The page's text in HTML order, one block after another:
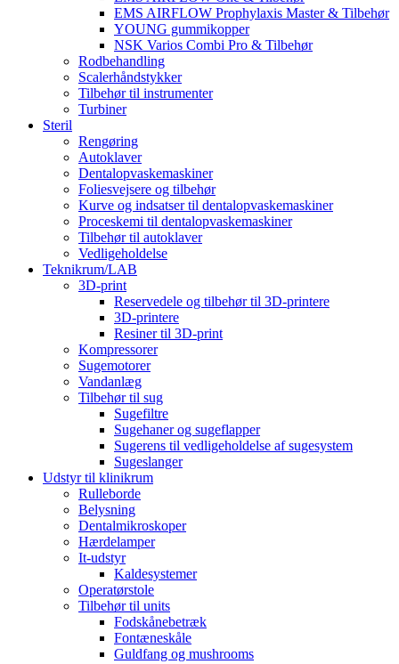
EMS AIRFLOW Prophylaxis Master & Tilbehør
YOUNG gummikopper
NSK Varios Combi Pro & Tilbehør
Rodbehandling
Scalerhåndstykker
Tilbehør til instrumenter
Turbiner
Steril
Rengøring
Autoklaver
Dentalopvaskemaskiner
Foliesvejsere og tilbehør
Kurve og indsatser til dentalopvaskemaskiner
Proceskemi til dentalopvaskemaskiner
Tilbehør til autoklaver
Vedligeholdelse
Teknikrum/LAB
3D-print
Reservedele og tilbehør til 3D-printere
3D-printere
Resiner til 3D-print
Kompressorer
Sugemotorer
Vandanlæg
Tilbehør til sug
Sugefiltre
Sugehaner og sugeflapper
Sugerens til vedligeholdelse af sugesystem
Sugeslanger
Udstyr til klinikrum
Rulleborde
Belysning
Dentalmikroskoper
Hærdelamper
It-udstyr
Kaldesystemer
Operatørstole
Tilbehør til units
Fodskånebetræk
Fontæneskåle
Guldfang og mushrooms